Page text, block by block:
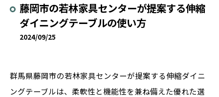
藤岡市の若林家具センターが提案する伸縮
ダイニングテーブルの使い方
2024/09/25
群馬県藤岡市の若林家具センターが提案する伸縮ダイニ
ングテーブルは、柔軟性と機能性を兼ね備えた優れた選